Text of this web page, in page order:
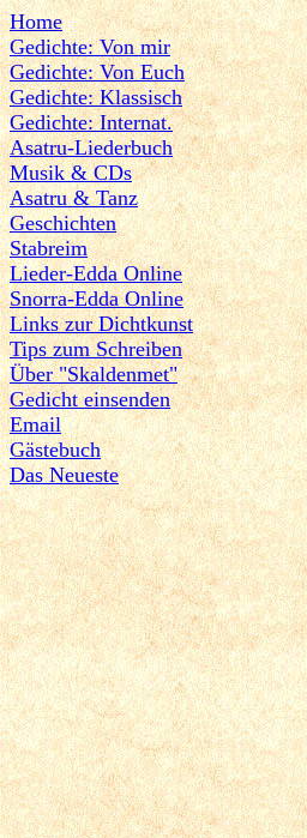
Home
Gedichte: Von mir
Gedichte: Von Euch
Gedichte: Klassisch
Gedichte: Internat.
Asatru-Liederbuch
Musik & CDs
Asatru & Tanz
Geschichten
Stabreim
Lieder-Edda Online
Snorra-Edda Online
Links zur Dichtkunst
Tips zum Schreiben
Über "Skaldenmet"
Gedicht einsenden
Email
Gästebuch
Das Neueste